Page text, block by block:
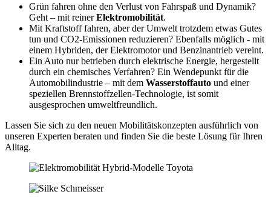
Grün fahren ohne den Verlust von Fahrspaß und Dynamik?
Geht – mit reinerElektromobilität.
Mit Kraftstoff fahren, aber der Umwelt trotzdem etwas Gutes
tun und CO2-Emissionen reduzieren? Ebenfalls möglich - mit
einem Hybriden, der Elektromotor und Benzinantrieb vereint.
Ein Auto nur betrieben durch elektrische Energie, hergestellt
durch ein chemisches Verfahren? Ein Wendepunkt für die
Automobilindustrie – mit dem Wasserstoffauto und einer
speziellen Brennstoffzellen-Technologie, ist somit
ausgesprochen umweltfreundlich.
Lassen Sie sich zu den neuen Mobilitätskonzepten ausführlich von
unseren Experten beraten und finden Sie die beste Lösung für Ihren
Alltag.